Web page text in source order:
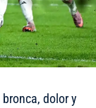
dolor y